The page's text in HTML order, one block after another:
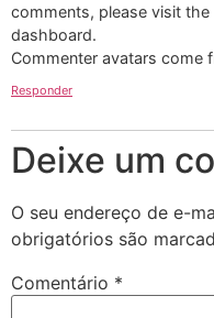
comments, please visit
dashboard.
Commenter avatars come
Responder
Deixe um
O seu endereço de e-
obrigatórios são
Comentário *